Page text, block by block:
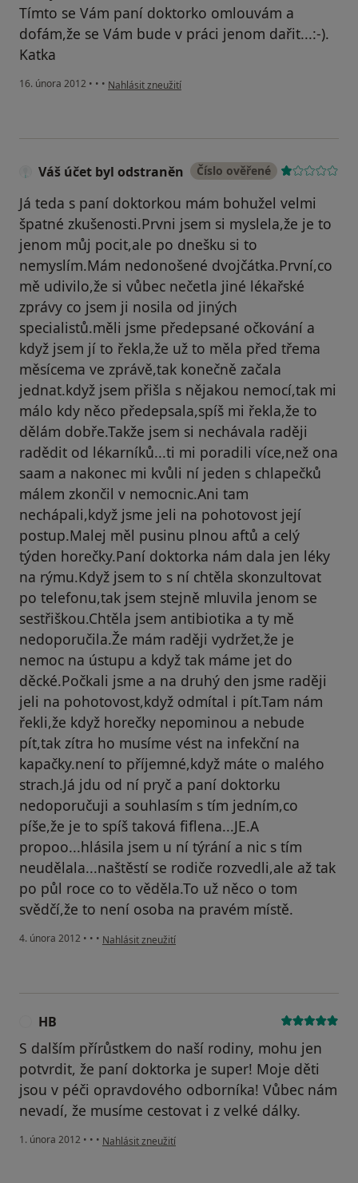
Tímto se Vám paní doktorko omlouvám a
dofám,že se Vám bude v práci jenom dařit...:-).
Katka
16. února 2012 • • • podle názoru uživatele Váš účet byl odstraněn
Nahlásit zneužití
Váš účet byl odstraněn Číslo ověřené
Já teda s paní doktorkou mám bohužel velmi
špatné zkušenosti.Prvni jsem si myslela,že je to
jenom můj pocit,ale po dnešku si to
nemyslím.Mám nedonošené dvojčátka.První,co
mě udivilo,že si vůbec nečetla jiné lékařské
zprávy co jsem ji nosila od jiných
specialistů.měli jsme předepsané očkování a
když jsem jí to řekla,že už to měla před třema
měsícema ve zprávě,tak konečně začala
jednat.když jsem přišla s nějakou nemocí,tak mi
málo kdy něco předepsala,spíš mi řekla,že to
dělám dobře.Takže jsem si nechávala raději
radědit od lékarníků...ti mi poradili více,než ona
saam a nakonec mi kvůli ní jeden s chlapečků
málem zkončil v nemocnic.Ani tam
nechápali,když jsme jeli na pohotovost její
postup.Malej měl pusinu plnou aftů a celý
týden horečky.Paní doktorka nám dala jen léky
na rýmu.Když jsem to s ní chtěla skonzultovat
po telefonu,tak jsem stejně mluvila jenom se
sestřiškou.Chtěla jsem antibiotika a ty mě
nedoporučila.Že mám raději vydržet,že je
nemoc na ústupu a když tak máme jet do
děcké.Počkali jsme a na druhý den jsme raději
jeli na pohotovost,když odmítal i pít.Tam nám
řekli,že když horečky nepominou a nebude
pít,tak zítra ho musíme vést na infekční na
kapačky.není to příjemné,když máte o malého
strach.Já jdu od ní pryč a paní doktorku
nedoporučuji a souhlasím s tím jedním,co
píše,že je to spíš taková fiflena...JE.A
propoo...hlásila jsem u ní týrání a nic s tím
neudělala...naštěstí se rodiče rozvedli,ale až tak
po půl roce co to věděla.To už něco o tom
svědčí,že to není osoba na pravém místě.
4. února 2012 • • • podle názoru uživatele Váš účet byl odstraněn
Nahlásit zneužití
HB
S dalším přírůstkem do naší rodiny, mohu jen
potvrdit, že paní doktorka je super! Moje děti
jsou v péči opravdového odborníka! Vůbec nám
nevadí, že musíme cestovat i z velké dálky.
1. února 2012 • • • podle názoru uživatele HB
Nahlásit zneužití